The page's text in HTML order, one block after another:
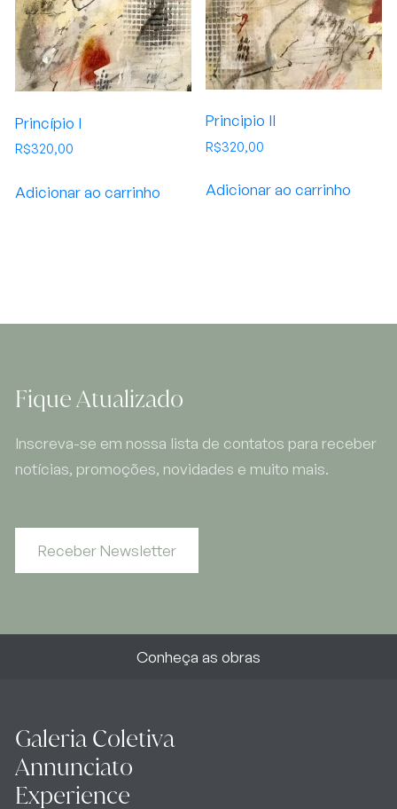
Princípio l
R$320,00
Adicionar ao carrinho
Principio II
R$320,00
Adicionar ao carrinho
Fique Atualizado
Inscreva-se em nossa lista de contatos para receber
notícias, promoções, novidades e muito mais.
Receber Newsletter
Conheça as obras
Galeria Coletiva
Annunciato
Experience